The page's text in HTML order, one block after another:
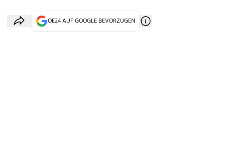
OE24 AUF GOOGLE BEVORZUGEN